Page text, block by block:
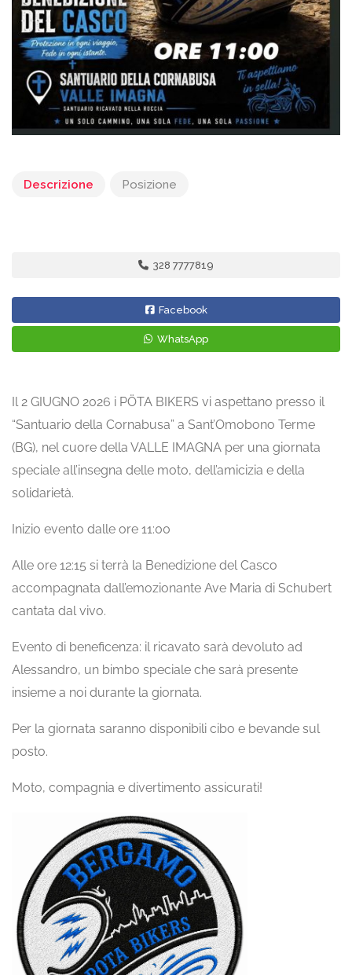
Descrizione Posizione
328 7777819
Facebook
WhatsApp
Il 2 GIUGNO 2026 i PÖTA BIKERS vi aspettano presso il
“Santuario della Cornabusa” a Sant’Omobono Terme
(BG), nel cuore della VALLE IMAGNA per una giornata
speciale all’insegna delle moto, dell’amicizia e della
solidarietà.
Inizio evento dalle ore 11:00
Alle ore 12:15 si terrà la Benedizione del Casco
accompagnata dall’emozionante Ave Maria di Schubert
cantata dal vivo.
Evento di beneficenza: il ricavato sarà devoluto ad
Alessandro, un bimbo speciale che sarà presente
insieme a noi durante la giornata.
Per la giornata saranno disponibili cibo e bevande sul
posto.
Moto, compagnia e divertimento assicurati!